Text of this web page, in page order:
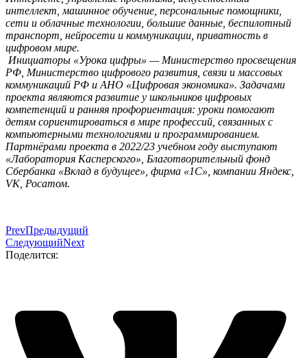
интеллект, машинное обучение, персональные помощники,
сети и облачные технологии, большие данные, беспилотный
транспорт, нейросети и коммуникации, приватность в
цифровом мире.
Инициаторы «Урока цифры» — Министерство просвещения
РФ, Министерство цифрового развития, связи и массовых
коммуникаций РФ и АНО «Цифровая экономика». Задачами
проекта являются развитие у школьников цифровых
компетенций и ранняя профориентация: уроки помогают
детям сориентироваться в мире профессий, связанных с
компьютерными технологиями и программированием.
Партнёрами проекта в 2022/23 учебном году выступают
«Лаборатория Касперского», Благотворительный фонд
Сбербанка «Вклад в будущее», фирма «1С», компании Яндекс,
VK, Росатом.
PrevПредыдущий
СледующийNext
Поделится: